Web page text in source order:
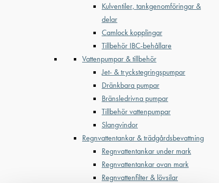
Kulventiler, tankgenomföringar &
delar
Camlock kopplingar
Tillbehör IBC-behållare
Vattenpumpar & tillbehör
Jet- & tryckstegringspumpar
Dränkbara pumpar
Bränsledrivna pumpar
Tillbehör vattenpumpar
Slangvindor
Regnvattentankar & trädgårdsbevattning
Regnvattentankar under mark
Regnvattentankar ovan mark
Regnvattenfilter & lövsilar